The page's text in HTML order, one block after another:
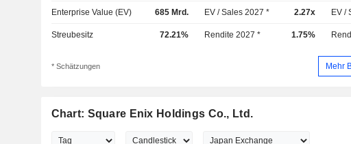
Enterprise Value (EV) 685 Mrd. EV / Sales 2027 * 2.27x EV /
Streubesitz 72.21% Rendite 2027 * 1.75%
* Schätzungen Mehr
Chart: Square Enix Holdings Co., Ltd.